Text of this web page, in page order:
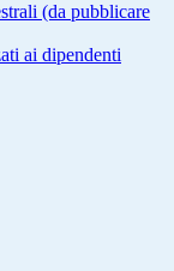
(da pubblicare
ai dipendenti